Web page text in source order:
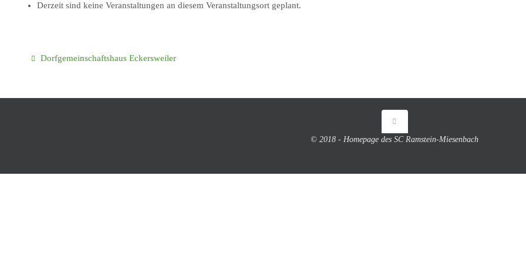
Derzeit sind keine Veranstaltungen an diesem Veranstaltungsort geplant.
Dorfgemeinschaftshaus Eckersweiler
© 2018 - Homepage des SC Ramstein-Miesenbach